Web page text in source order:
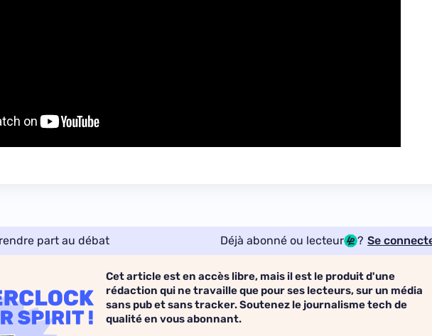
part au débat Déjà abonné ou lecteur ? Se
Cet article est en accès libre, mais il est le produit d'une
rédaction qui ne travaille que pour ses lecteurs, sur un média
sans pub et sans tracker. Soutenez le journalisme tech de
qualité en vous abonnant.